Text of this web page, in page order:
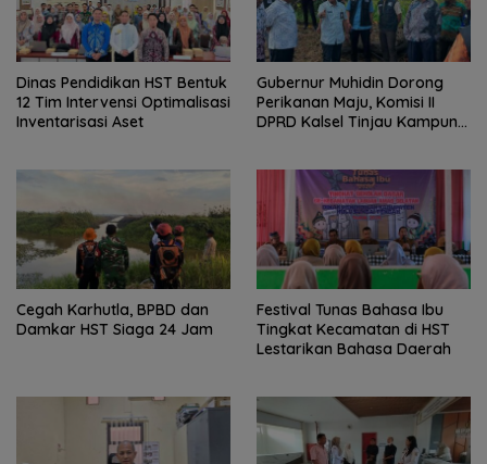
Dinas Pendidikan HST Bentuk
12 Tim Intervensi Optimalisasi
Inventarisasi Aset
Gubernur Muhidin Dorong
Perikanan Maju, Komisi II
DPRD Kalsel Tinjau Kampung
Cegah Karhutla, BPBD dan
Damkar HST Siaga 24 Jam
Festival Tunas Bahasa Ibu
Tingkat Kecamatan di HST
Lestarikan Bahasa Daerah